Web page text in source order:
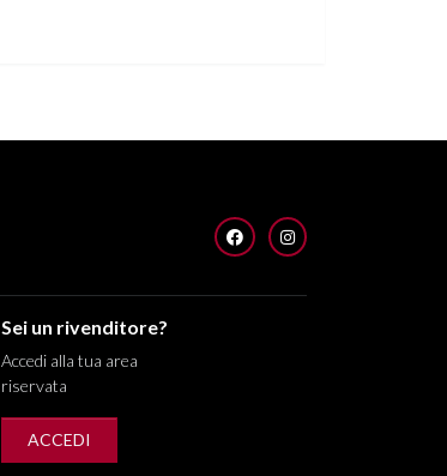
FACEBOOKINSTAGRAM
Sei un rivenditore?
Accedi alla tua area
riservata
ACCEDI